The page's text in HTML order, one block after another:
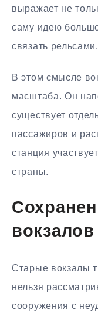
выражает не
саму идею
связать рельсами.
В этом смысле
масштаба. Он
существует
пассажиров и
станция
страны.
вокзалов
Старые вокзалы
нельзя
сооружения с